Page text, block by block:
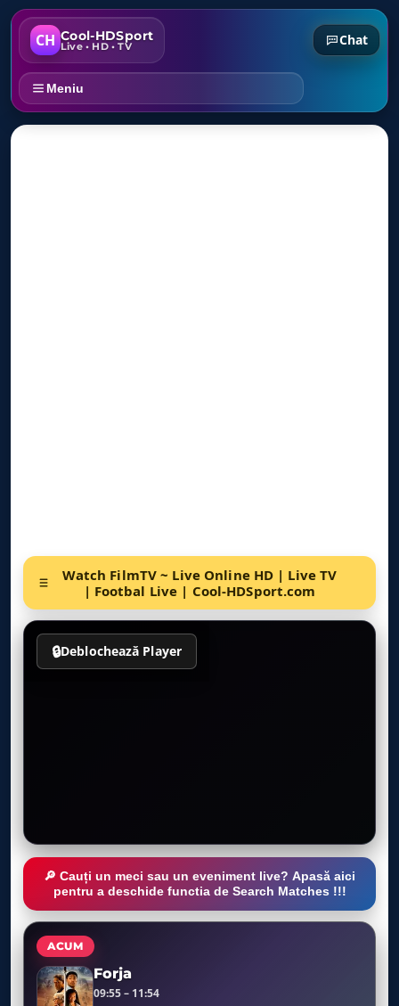
CH Cool-HDSport
Live • HD • TV
Meniu
Chat
Watch FilmTV ~ Live Online HD | Live TV
| Footbal Live | Cool-HDSport.com
🔒Deblochează Player
🔎 Cauți un meci sau un eveniment live? Apasă aici
pentru a deschide functia de Search Matches !!!
ACUM
Forja
09:55 – 11:54